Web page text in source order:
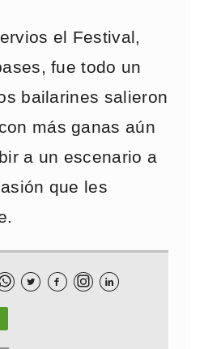
el Festival,
fue todo un
bailarines salieron
más ganas aún
a un escenario a
que les
  